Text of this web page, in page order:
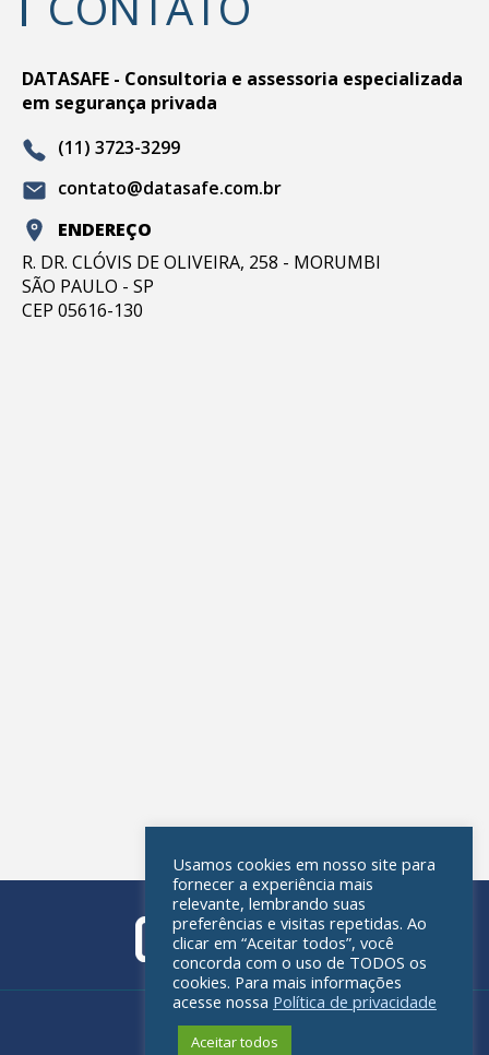
DATASAFE - Consultoria e assessoria especializada
em segurança privada
(11) 3723-3299
contato@datasafe.com.br
ENDEREÇO
R. DR. CLÓVIS DE OLIVEIRA, 258 - MORUMBI
SÃO PAULO - SP
CEP 05616-130
Política de privacidade
Usamos cookies em nosso site para
fornecer a experiência mais
relevante, lembrando suas
preferências e visitas repetidas. Ao
clicar em “Aceitar todos”, você
concorda com o uso de TODOS os
cookies. Para mais informações
acesse nossa Política de privacidade
Aceitar todos